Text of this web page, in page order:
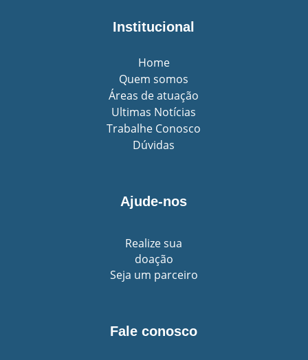
Institucional
Home
Quem somos
Áreas de atuação
Ultimas Notícias
Trabalhe Conosco
Dúvidas
Ajude-nos
Realize sua
doação
Seja um parceiro
Fale conosco